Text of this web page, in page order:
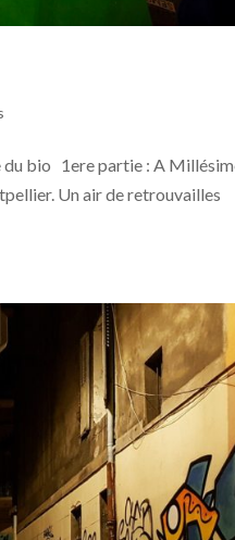
du bio 1ere partie : A
Un air de retrouvailles